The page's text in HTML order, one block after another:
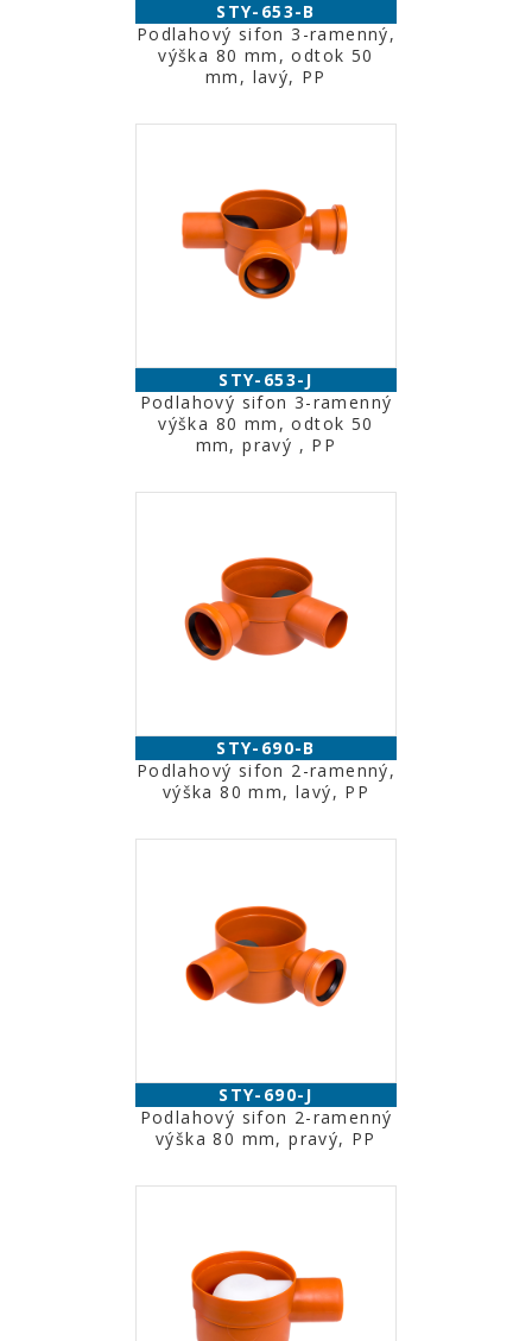
STY-653-B
Podlahový sifon 3-ramenný,
výška 80 mm, odtok 50
mm, lavý, PP
STY-653-J
Podlahový sifon 3-ramenný
výška 80 mm, odtok 50
mm, pravý , PP
STY-690-B
Podlahový sifon 2-ramenný,
výška 80 mm, lavý, PP
STY-690-J
Podlahový sifon 2-ramenný
výška 80 mm, pravý, PP